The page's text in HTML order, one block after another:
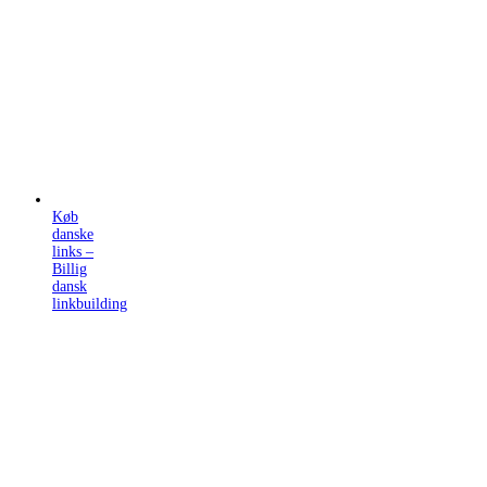
Køb
danske
links –
Billig
dansk
linkbuilding